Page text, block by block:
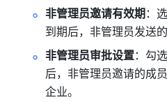
非管理员邀请有效期：
到期后，非管理员发送
非管理员审批设置：勾选
后，非管理员邀请的成
企业。